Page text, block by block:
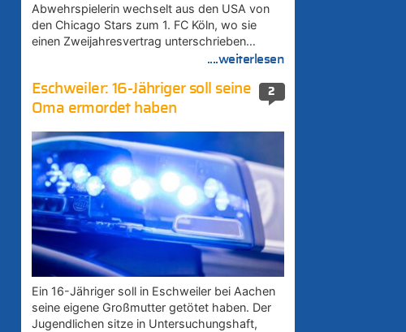
Abwehrspielerin wechselt aus den USA von
den Chicago Stars zum 1. FC Köln, wo sie
einen Zweijahresvertrag unterschrieben…
....weiterlesen
2
Eschweiler: 16-Jähriger soll seine
Oma ermordet haben
Ein 16-Jähriger soll in Eschweiler bei Aachen
seine eigene Großmutter getötet haben. Der
Jugendlichen sitze in Untersuchungshaft,